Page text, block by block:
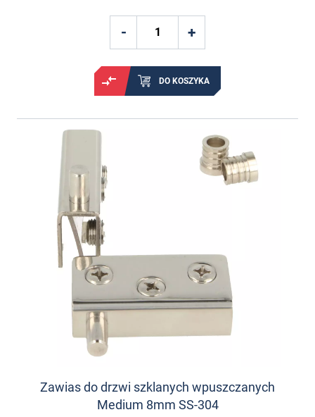
DO KOSZYKA
Zawias do drzwi szklanych wpuszczanych
Medium 8mm SS-304